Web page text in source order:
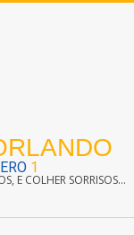
1
E COLHER SORRISOS...